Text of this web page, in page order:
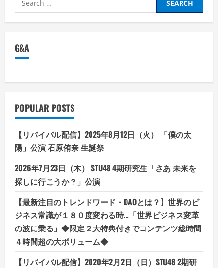
for:
G&A
POPULAR POSTS
【リバイバル配信】2025年8月12日（火） 「僕の太
陽」公演 石原侑奈 生誕祭
2026年7月23日（木） STU48 4期研究生「さあ 未来を
探しに行こうか？」公演
【最新注目のトレンドワード・DAOとは？】世界のビ
ジネス常識が１８０度変わる時…「世界ビジネス変革
の波に乗る」◆限定２大特典付きでコンテンツ総時間
４時間超の大ボリューム◆
【リバイバル配信】2020年2月2日（日）STU48 2期研